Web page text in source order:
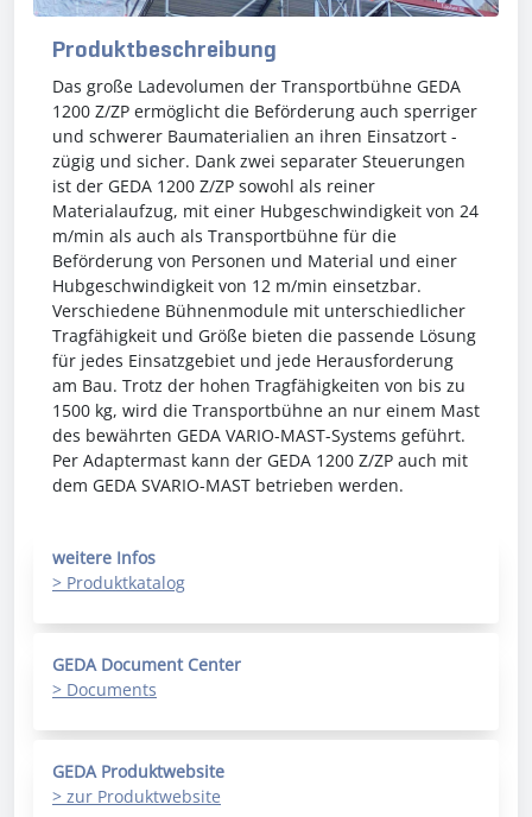
Produktbeschreibung
Das große Ladevolumen der Transportbühne GEDA
1200 Z/ZP ermöglicht die Beförderung auch sperriger
und schwerer Baumaterialien an ihren Einsatzort -
zügig und sicher. Dank zwei separater Steuerungen
ist der GEDA 1200 Z/ZP sowohl als reiner
Materialaufzug, mit einer Hubgeschwindigkeit von 24
m/min als auch als Transportbühne für die
Beförderung von Personen und Material und einer
Hubgeschwindigkeit von 12 m/min einsetzbar.
Verschiedene Bühnenmodule mit unterschiedlicher
Tragfähigkeit und Größe bieten die passende Lösung
für jedes Einsatzgebiet und jede Herausforderung
am Bau. Trotz der hohen Tragfähigkeiten von bis zu
1500 kg, wird die Transportbühne an nur einem Mast
des bewährten GEDA VARIO-MAST-Systems geführt.
Per Adaptermast kann der GEDA 1200 Z/ZP auch mit
dem GEDA SVARIO-MAST betrieben werden.
weitere Infos
> Produktkatalog
GEDA Document Center
> Documents
GEDA Produktwebsite
> zur Produktwebsite